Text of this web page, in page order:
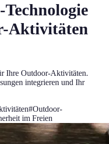
Aktivitäten
Ihre Outdoor-Aktivitäten.
integrieren und Ihr
#Outdoor-
im Freien